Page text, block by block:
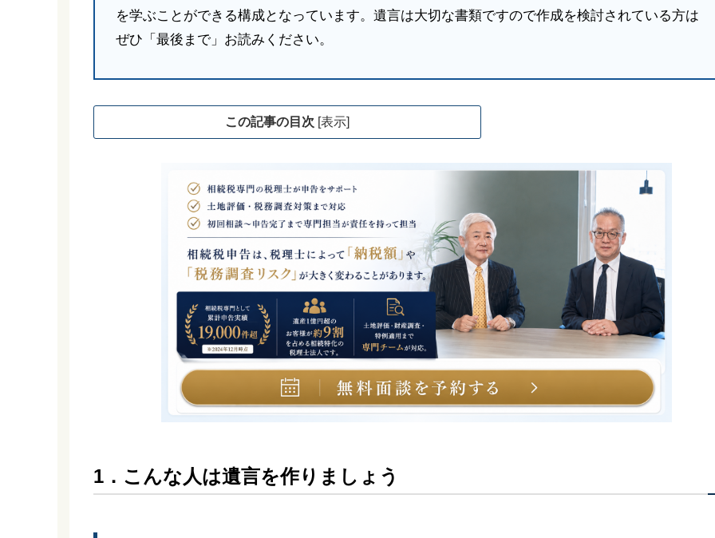
を学ぶことができる構成となっています。遺言は大切な書類ですので作成を検討されている方は
ぜひ「最後まで」お読みください。
この記事の目次 [表示]
1．こんな人は遺言を作りましょう